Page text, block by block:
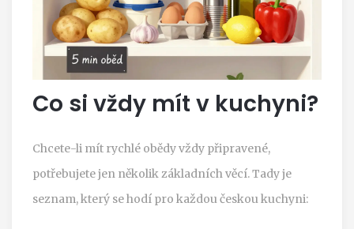
Co si vždy mít v kuchyni?
Chcete-li mít rychlé obědy vždy připravené,
potřebujete jen několik základních věcí. Tady je
seznam, který se hodí pro každou českou kuchyni: